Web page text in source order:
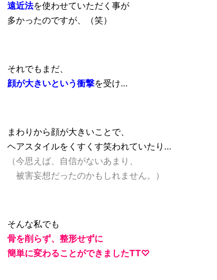
遠近法を使わせていただく事が
多かったのですが、（笑）
それでもまだ、
顔が大きいという衝撃を受け…
まわりから顔が大きいことで、
ヘアスタイルをくすくす笑われていたり…
（今思えば、自信がないあまり、
被害妄想だったのかもしれません。）
そんな私でも
骨を削らず、整形せずに
簡単に変わることができましたTT♡